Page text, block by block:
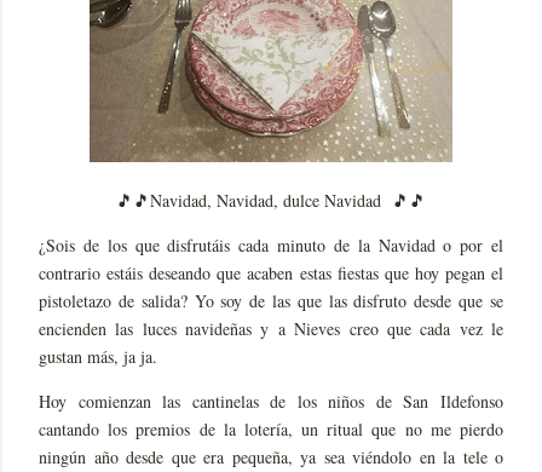
🎵🎵Navidad, Navidad, dulce Navidad 🎵🎵
¿Sois de los que disfrutáis cada minuto de la Navidad o por el
contrario estáis deseando que acaben estas fiestas que hoy pegan el
pistoletazo de salida? Yo soy de las que las disfruto desde que se
encienden las luces navideñas y a Nieves creo que cada vez le
gustan más, ja ja.
Hoy comienzan las cantinelas de los niños de San Ildefonso
cantando los premios de la lotería, un ritual que no me pierdo
ningún año desde que era pequeña, ya sea viéndolo en la tele o